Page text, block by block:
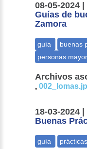
08-05-2024 |
Guías de
Zamora
Archivos
,
18-03-2024 |
Buenas